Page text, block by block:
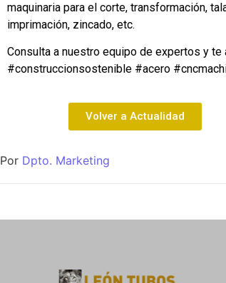
maquinaria para el corte, transformación,
imprimación, zincado, etc.
Consulta a nuestro equipo de expertos y
#construccionsostenible #acero
Volver a Actualidad
Por Dpto. Marketing